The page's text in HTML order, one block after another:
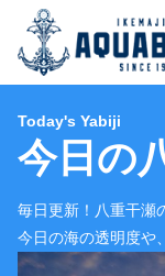
Today's Yabiji
今日の
毎日更新！八重干瀬
今日の海の透明度や